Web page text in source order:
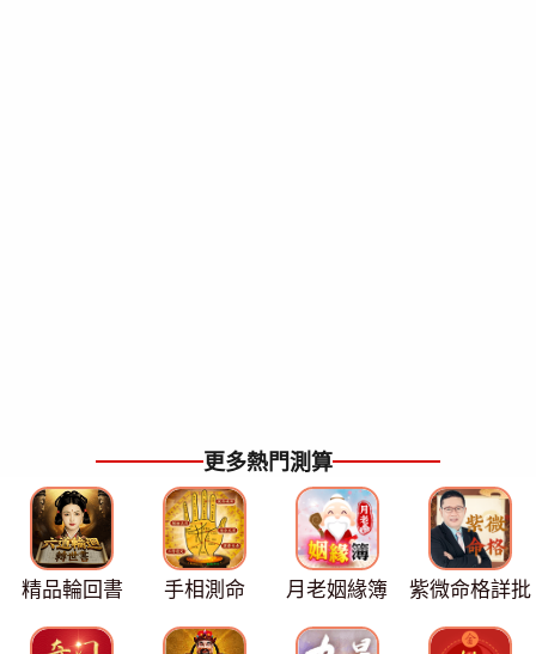
更多熱門測算
精品輪回書 手相測命 月老姻緣簿 紫微命格詳批